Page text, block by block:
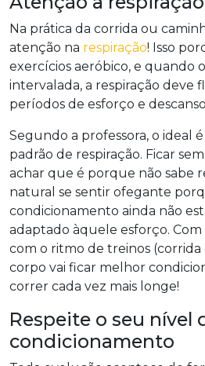
Na prática da corrida ou
atenção na respiração! Isso
exercícios aeróbico, e quando
intervalada, a respiração deve
períodos de esforço e
Segundo a professora, o ideal
padrão de respiração. Ficar
achar que é porque não sabe
natural se sentir ofegante
condicionamento ainda não
adaptado àquele esforço.
com o ritmo de treinos (corrida
corpo vai ficar melhor
correr cada vez mais longe!
Respeite o seu nível
condicionamento